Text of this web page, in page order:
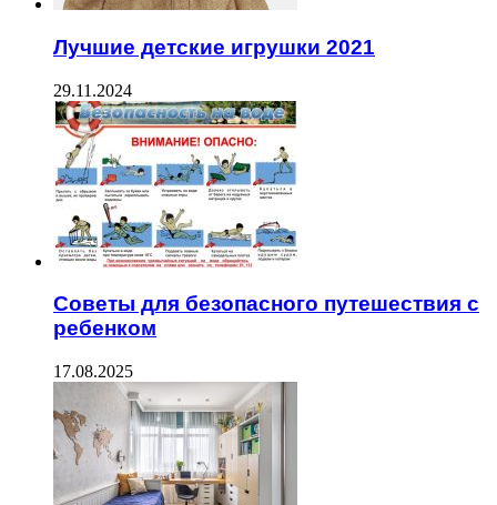
Лучшие детские игрушки 2021
29.11.2024
Советы для безопасного путешествия с
ребенком
17.08.2025